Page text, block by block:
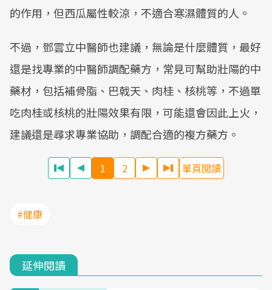
的作用，但西瓜屬性較涼，不適合寒濕體質的人。
不過，鄧雲立中醫師也建議，無論是什麼體質，最好
還是找專業的中醫師調配藥方，常見可幫助壯陽的中
藥材，包括補骨脂、巴戟天、肉桂、核桃等，不過單
吃肉桂或核桃的壯陽效果有限，可能還會因此上火，
建議還是尋求專業協助，調配合適的複方藥方。
1 2 單頁閱讀
#健康
延伸閱讀